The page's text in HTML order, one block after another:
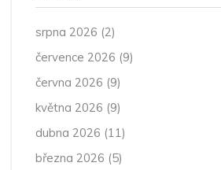
srpna 2026 (2)
července 2026 (9)
června 2026 (9)
května 2026 (9)
dubna 2026 (11)
března 2026 (5)